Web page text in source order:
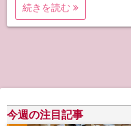
続きを読む
今週の注目記事